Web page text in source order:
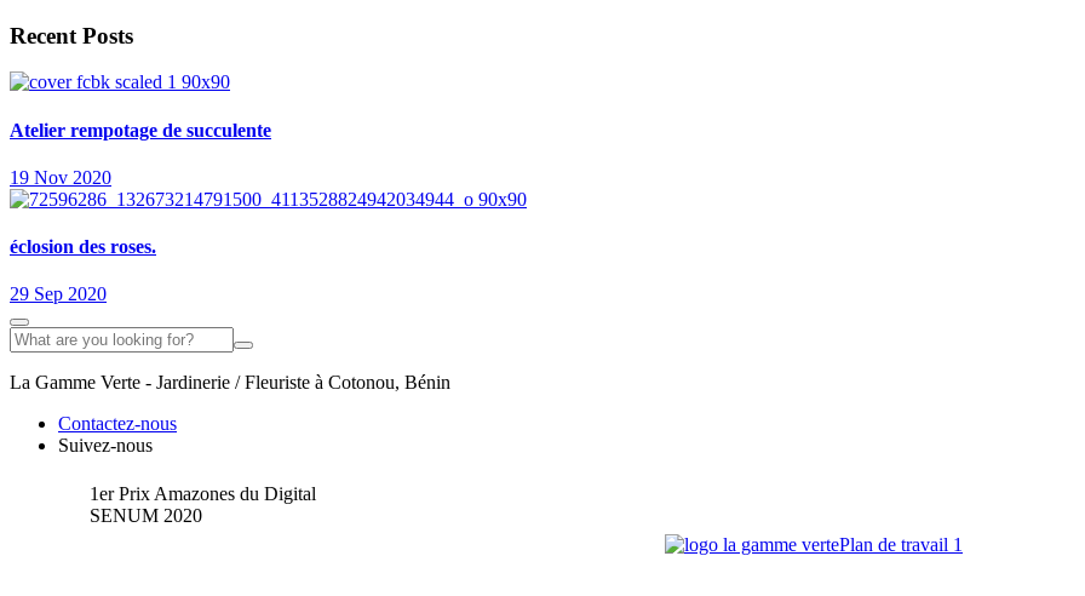
Recent Posts
Atelier rempotage de succulente
19 Nov 2020
éclosion des roses.
29 Sep 2020
La Gamme Verte - Jardinerie / Fleuriste à Cotonou, Bénin
Contactez-nous
Suivez-nous
1er Prix Amazones du Digital
SENUM 2020